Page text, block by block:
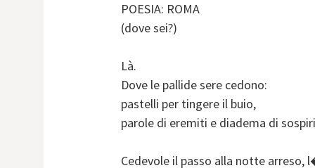
POESIA: ROMA
(dove sei?)
Là.
Dove le pallide sere cedono:
pastelli per tingere il buio,
parole di eremiti e diadema di
Cedevole il passo alla notte arreso,